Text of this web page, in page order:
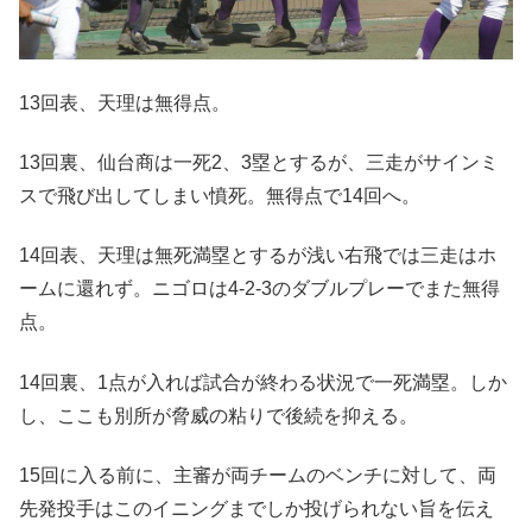
13回表、天理は無得点。
13回裏、仙台商は一死2、3塁とするが、三走がサインミ
スで飛び出してしまい憤死。無得点で14回へ。
14回表、天理は無死満塁とするが浅い右飛では三走はホ
ームに還れず。ニゴロは4-2-3のダブルプレーでまた無得
点。
14回裏、1点が入れば試合が終わる状況で一死満塁。しか
し、ここも別所が脅威の粘りで後続を抑える。
15回に入る前に、主審が両チームのベンチに対して、両
先発投手はこのイニングまでしか投げられない旨を伝え